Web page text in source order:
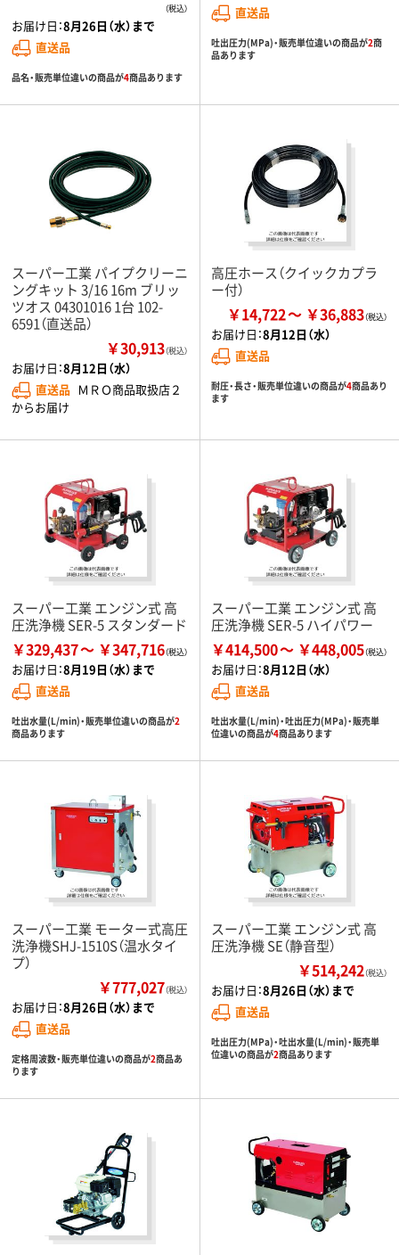
お届け日：8月26日（水）まで
直送品
品名・販売単位違いの商品が4商品あります
直送品
吐出圧力(MPa)・販売単位違いの商品が2商
品あります
スーパー工業 パイプクリーニ
ングキット 3/16 16m ブリッ
ツオス 04301016 1台 102-
6591（直送品）
￥30,913（税込）
お届け日：8月12日（水）
直送品 ＭＲＯ商品取扱店２
からお届け
高圧ホース（クイックカプラ
ー付）
￥14,722 ￥36,883
お届け日：8月12日（水）
直送品
耐圧・長さ・販売単位違いの商品が4商品あり
ます
スーパー工業 エンジン式 高
圧洗浄機 SER-5 スタンダード
￥329,437 ￥347,716
お届け日：8月19日（水）まで
直送品
吐出水量(L/min)・販売単位違いの商品が2
商品あります
スーパー工業 エンジン式 高
圧洗浄機 SER-5 ハイパワー
￥414,500 ￥448,005
お届け日：8月12日（水）
直送品
吐出水量(L/min)・吐出圧力(MPa)・販売単
位違いの商品が4商品あります
スーパー工業 モーター式高圧
洗浄機SHJ-1510S（温水タイ
プ）
￥777,027（税込）
お届け日：8月26日（水）まで
直送品
定格周波数・販売単位違いの商品が2商品あ
ります
スーパー工業 エンジン式 高
圧洗浄機 SE（静音型）
￥514,242（税込）
お届け日：8月26日（水）まで
直送品
吐出圧力(MPa)・吐出水量(L/min)・販売単
位違いの商品が2商品あります